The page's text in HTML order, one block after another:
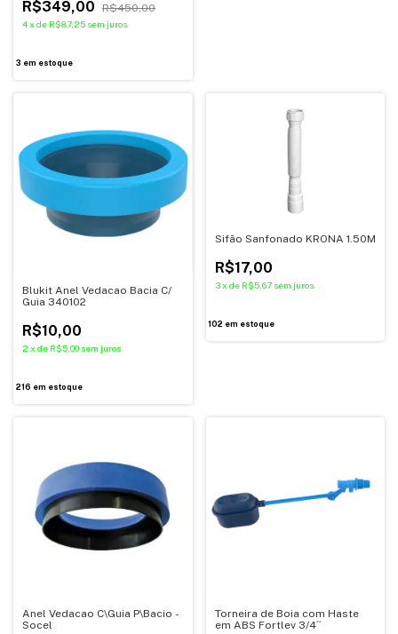
R$349,00 R$450,00
4x de R$87,25 sem juros
3 em estoque
Blukit Anel Vedacao Bacia C/
Guia 340102
R$10,00
2 x de R$5,00 sem juros
216 em estoque
Sifão Sanfonado KRONA 1.50M
R$17,00
3 x de R$5,67 sem juros
102 em estoque
Anel Vedacao C\Guia P\Bacio -
Socel
Torneira de Boia com Haste
em ABS Fortlev 3/4´´